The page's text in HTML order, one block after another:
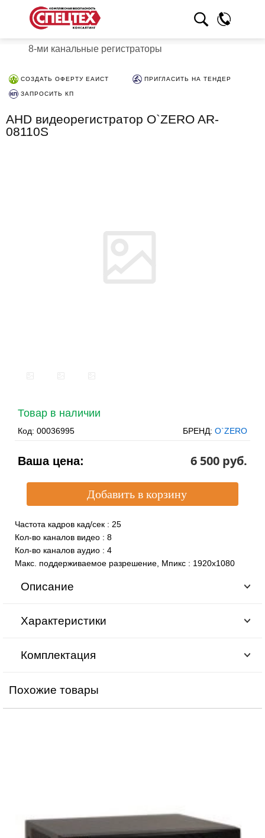
8-ми канальные регистраторы
СОЗДАТЬ ОФЕРТУ ЕАИСТ ПРИГЛАСИТЬ НА ТЕНДЕР
ЗАПРОСИТЬ КП
AHD видеорегистратор O`ZERO AR-
08110S
Товар в наличии
Код: 00036995 БРЕНД: O`ZERO
Ваша цена: 6 500 pуб.
Частота кадров кад/сек : 25
Кол-во каналов видео : 8
Кол-во каналов аудио : 4
Макс. поддерживаемое разрешение, Мпикс : 1920x1080
Описание
Характеристики
Комплектация
Похожие товары